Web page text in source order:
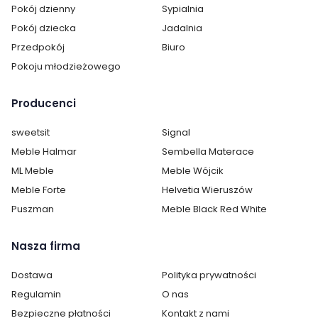
Cechy charakterystyczne
Szerokość:
Kolor: Granatowy
Pokój: Przedpokój
Kategoria: Fotele wypoczynkowe
Pokój dzienny
Sypialnia
Pokój dziecka
Jadalnia
Przedpokój
Biuro
Pokoju młodzieżowego
Producenci
sweetsit
Signal
Meble Halmar
Sembella Materace
ML Meble
Meble Wójcik
Meble Forte
Helvetia Wieruszów
Puszman
Meble Black Red White
Nasza firma
Dostawa
Polityka prywatności
Regulamin
O nas
Bezpieczne płatności
Kontakt z nami